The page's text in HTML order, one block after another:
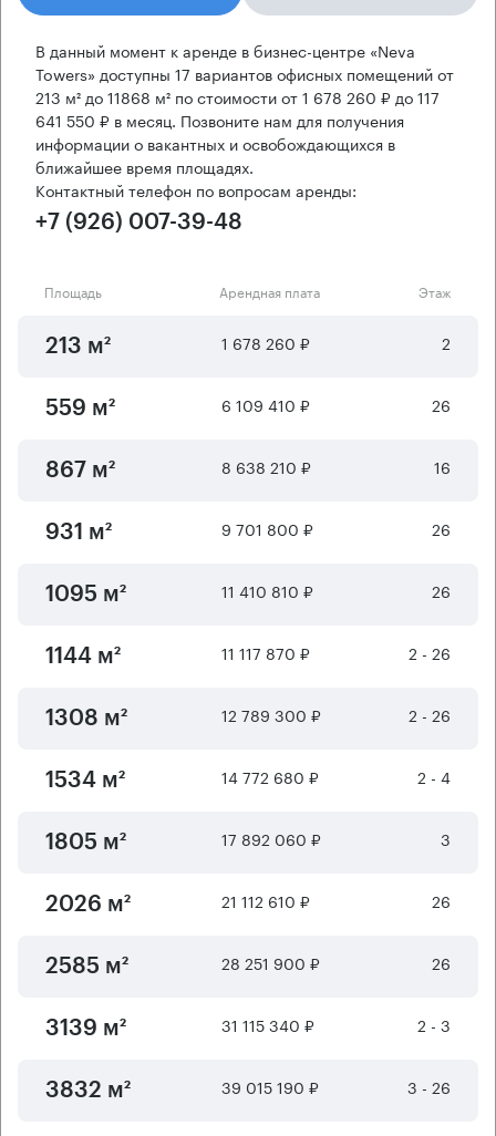
В данный момент к аренде в бизнес-центре «Neva
Towers» доступны 17 вариантов офисных помещений от
213 м² до 11868 м² по стоимости от 1 678 260 ₽ до 117
641 550 ₽ в месяц. Позвоните нам для получения
информации о вакантных и освобождающихся в
ближайшее время площадях.
Контактный телефон по вопросам аренды:
+7 (926) 007-39-48
Площадь Арендная плата Этаж
213 м² 1 678 260 ₽ 2
559 м² 6 109 410 ₽ 26
867 м² 8 638 210 ₽ 16
931 м² 9 701 800 ₽ 26
1095 м² 11 410 810 ₽ 26
1144 м² 11 117 870 ₽ 2 - 26
1308 м² 12 789 300 ₽ 2 - 26
1534 м² 14 772 680 ₽ 2 - 4
1805 м² 17 892 060 ₽ 3
2026 м² 21 112 610 ₽ 26
2585 м² 28 251 900 ₽ 26
3139 м² 31 115 340 ₽ 2 - 3
3832 м² 39 015 190 ₽ 3 - 26